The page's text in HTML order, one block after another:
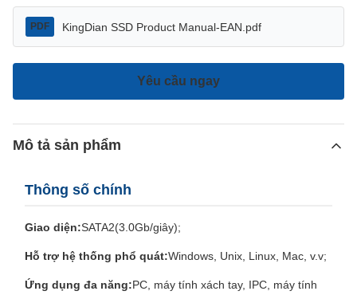
PDF KingDian SSD Product Manual-EAN.pdf
Yêu cầu ngay
Mô tả sản phẩm
Thông số chính
Giao diện:SATA2(3.0Gb/giây);
Hỗ trợ hệ thống phổ quát:Windows, Unix, Linux, Mac, v.v;
Ứng dụng đa năng:PC, máy tính xách tay, IPC, máy tính